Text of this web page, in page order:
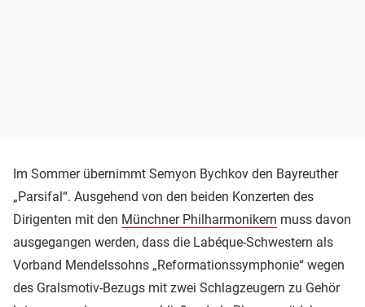
Im Sommer übernimmt Semyon Bychkov den Bayreuther
„Parsifal“. Ausgehend von den beiden Konzerten des
Dirigenten mit den Münchner Philharmonikern muss davon
ausgegangen werden, dass die Labéque-Schwestern als
Vorband Mendelssohns „Reformationssymphonie“ wegen
des Gralsmotiv-Bezugs mit zwei Schlagzeugern zu Gehör